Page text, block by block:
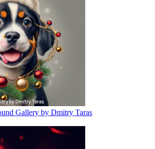
Gallery by Dmitry Taras